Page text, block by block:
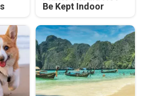
Be Kept Indoor